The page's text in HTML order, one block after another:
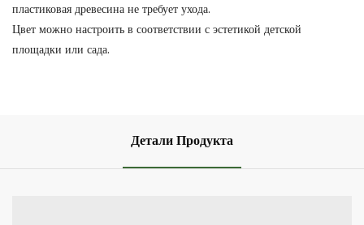
пластиковая древесина не требует ухода.
Цвет можно настроить в соответствии с эстетикой детской
площадки или сада.
Детали Продукта